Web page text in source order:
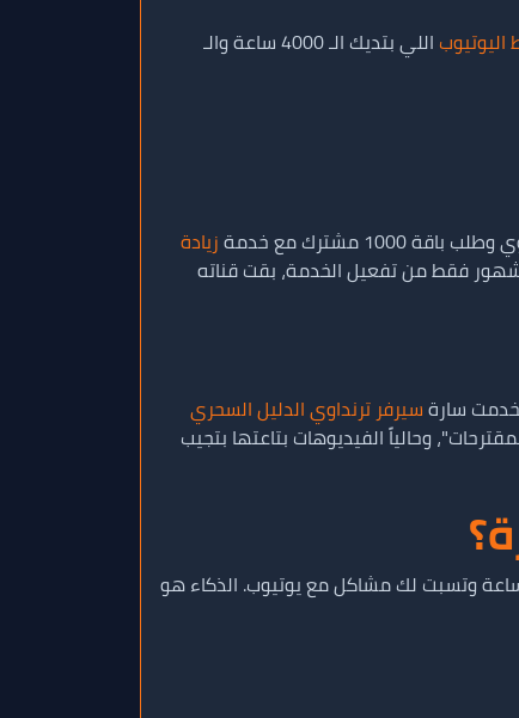
اللي بتديك الـ 4000 ساعة والـ
زيادة
قناته اتغير تماماً. الدليل الاجتماعي الجديد خلى زوار القناة الطبيعيين يشتركوا بانتظام، وخلال 3 شهور فقط من تفعيل الخدمة، بقت قناته
سارةسيرفر ترنداوي الدليل السحري
وحالياً الفيديوهات بتاعتها بتجيب
أي موقع يعرض عليك سعر رخيص تجري عليه، لأن الرخص الزيادة عن اللزوم معناه حسابات وهمية هتطير بعد 24 ساعة وتسبت لك مشاكل مع يوتيوب. الذكاء هو